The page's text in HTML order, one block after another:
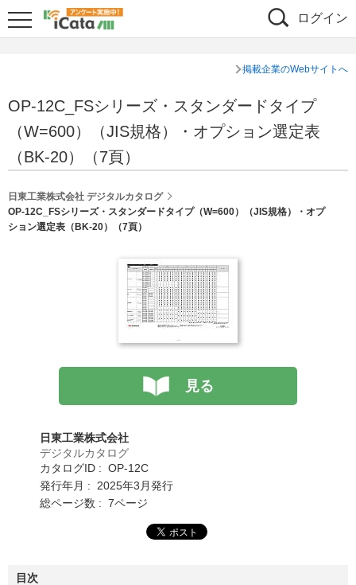
ログイン
掲載企業のWebサイトへ
OP-12C_FSシリーズ・スタンダードタイプ
（W=600）（JIS規格）・オプション選定表
（BK-20）（7頁）
日東工業株式会社 デジタルカタログ
OP-12C_FSシリーズ・スタンダードタイプ（W=600）（JIS規格）・オプ
ション選定表（BK-20）（7頁）
見る
日東工業株式会社
デジタルカタログ
カタログID : OP-12C
発行年月 : 2025年3月発行
総ページ数 : 7ページ
目次